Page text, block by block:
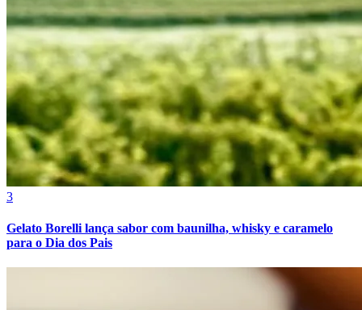
Bahia
3
Gelato Borelli lança sabor com baunilha, whisky e caramelo
para o Dia dos Pais